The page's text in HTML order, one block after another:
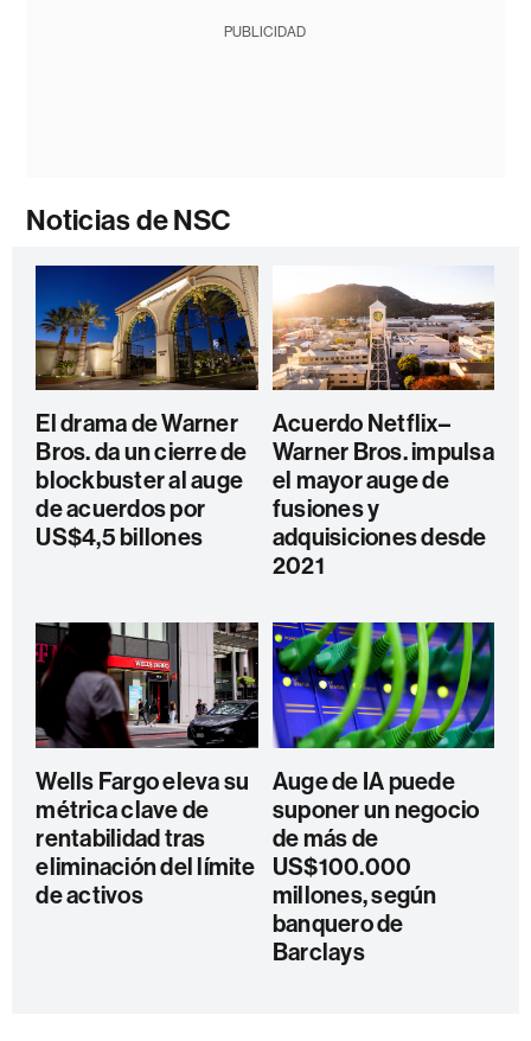
PUBLICIDAD
Noticias de NSC
El drama de Warner
Bros. da un cierre de
blockbuster al auge
de acuerdos por
US$4,5 billones
Acuerdo Netflix–
Warner Bros. impulsa
el mayor auge de
fusiones y
adquisiciones desde
2021
Wells Fargo eleva su
métrica clave de
rentabilidad tras
eliminación del límite
de activos
Auge de IA puede
suponer un negocio
de más de
US$100.000
millones, según
banquero de
Barclays